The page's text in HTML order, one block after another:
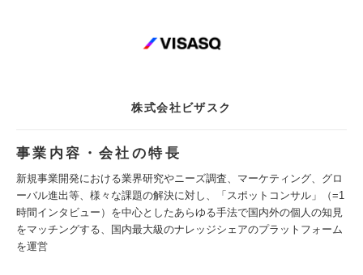
株式会社ビザスク
事業内容・会社の特長
新規事業開発における業界研究やニーズ調査、マーケティング、グロ
ーバル進出等、様々な課題の解決に対し、「スポットコンサル」（=1
時間インタビュー）を中心としたあらゆる手法で国内外の個人の知見
をマッチングする、国内最大級のナレッジシェアのプラットフォーム
を運営